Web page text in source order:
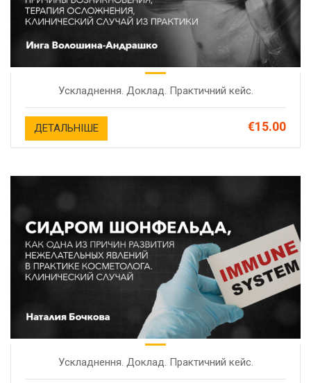
Ускладнення. Доклад. Практичний кейс.
ДЕТАЛЬНІШЕ €15.00
Ускладнення. Доклад. Практичний кейс.